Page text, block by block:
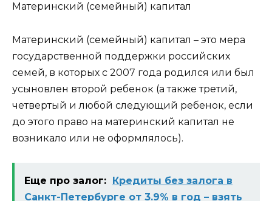
Материнский (семейный) капитал
Материнский (семейный) капитал – это мера
государственной поддержки российских
семей, в которых с 2007 года родился или был
усыновлен второй ребенок (а также третий,
четвертый и любой следующий ребенок, если
до этого право на материнский капитал не
возникало или не оформлялось).
Еще про залог: Кредиты без залога в
Санкт-Петербурге от 3.9% в год – взять